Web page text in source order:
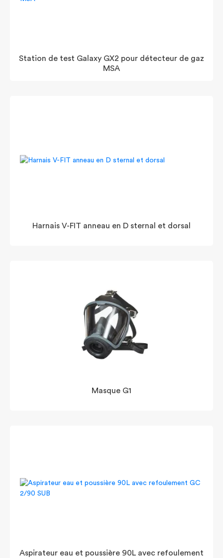
Station de test Galaxy GX2 pour détecteur de gaz
MSA
Harnais V-FIT anneau en D sternal et dorsal
Masque G1
Aspirateur eau et poussière 90L avec refoulement